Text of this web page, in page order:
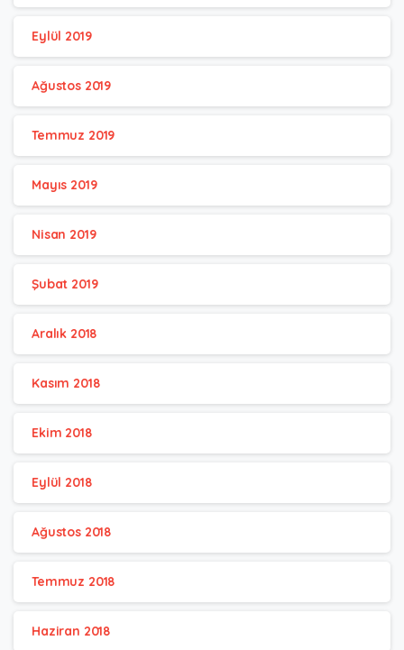
Eylül 2019
Ağustos 2019
Temmuz 2019
Mayıs 2019
Nisan 2019
Şubat 2019
Aralık 2018
Kasım 2018
Ekim 2018
Eylül 2018
Ağustos 2018
Temmuz 2018
Haziran 2018